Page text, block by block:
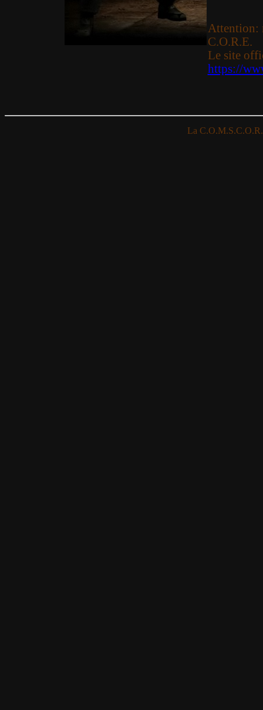
Attention:
C.O.R.E.
Le site
https://
La